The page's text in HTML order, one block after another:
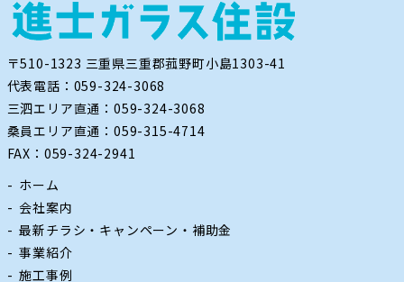
〒510-1323 三重県三重郡菰野町小島1303-41
代表電話：059-324-3068
三泗エリア直通：059-324-3068
桑員エリア直通：059-315-4714
FAX：059-324-2941
ホーム
会社案内
最新チラシ・キャンペーン・補助金
事業紹介
施工事例